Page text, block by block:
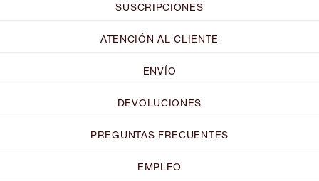
SUSCRIPCIONES
ATENCIÓN AL CLIENTE
ENVÍO
DEVOLUCIONES
PREGUNTAS FRECUENTES
EMPLEO